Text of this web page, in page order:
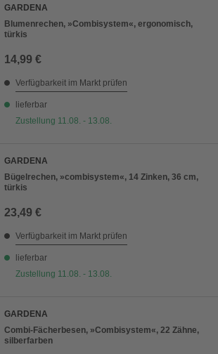
GARDENA
Blumenrechen, »Combisystem«, ergonomisch,
türkis
14,99 €
Verfügbarkeit im Markt prüfen
lieferbar
Zustellung 11.08. - 13.08.
GARDENA
Bügelrechen, »combisystem«, 14 Zinken, 36 cm,
türkis
23,49 €
Verfügbarkeit im Markt prüfen
lieferbar
Zustellung 11.08. - 13.08.
GARDENA
Combi-Fächerbesen, »Combisystem«, 22 Zähne,
silberfarben